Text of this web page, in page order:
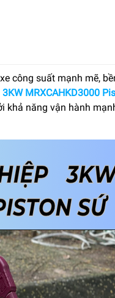
công suất mạnh mẽ,
MRXCAHKD3000
khả năng vận hành